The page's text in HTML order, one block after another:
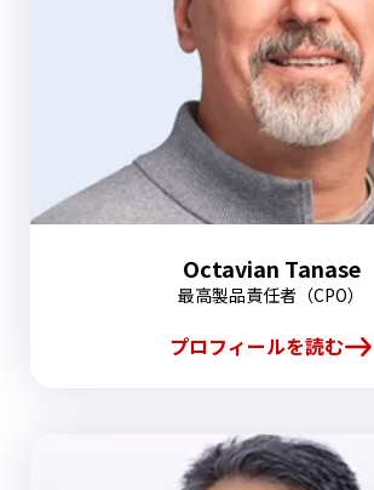
Octavian Tanase
最高製品責任者（CPO）
プロフィールを読む